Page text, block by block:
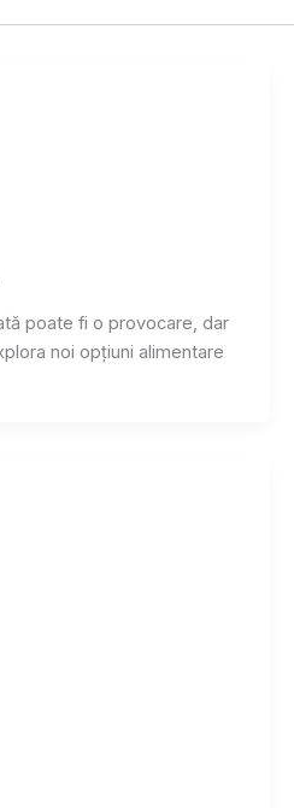
poate fi o provocare, dar
noi opțiuni alimentare